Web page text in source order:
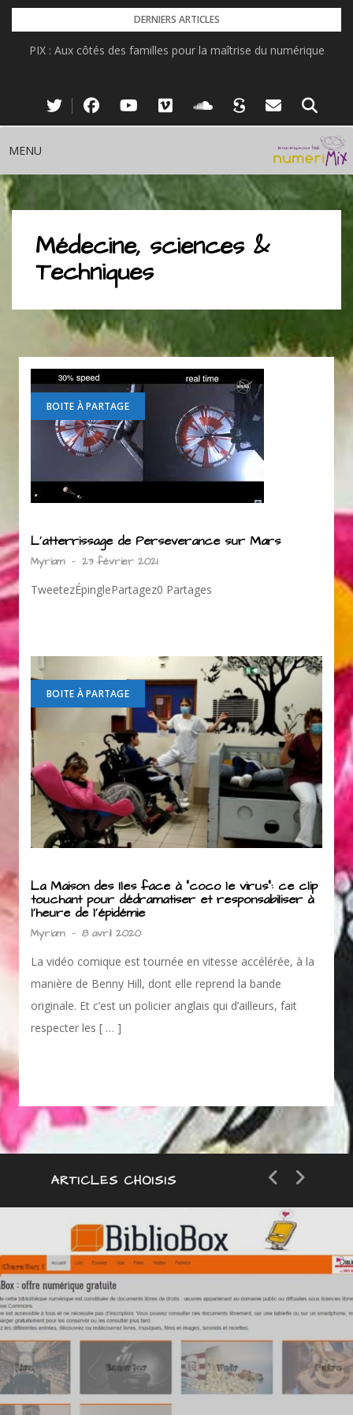
Skip
content
DERNIERS ARTICLES
PIX : Aux côtés des familles pour la maîtrise du numérique
MENU
Médecine, sciences &
Techniques
BOITE À PARTAGE
L’atterrissage de Perseverance sur Mars
Myriam - 23 février 2021
TweetezÉpinglePartagez0 Partages
BOITE À PARTAGE
La Maison des Iles face à “coco le virus”: ce clip
touchant pour dédramatiser et responsabiliser à
l’heure de l’épidémie
Myriam - 8 avril 2020
La vidéo comique est tournée en vitesse accélérée, à la
manière de Benny Hill, dont elle reprend la bande
originale. Et c’est un policier anglais qui d’ailleurs, fait
respecter les [ … ]
ARTICLES CHOISIS